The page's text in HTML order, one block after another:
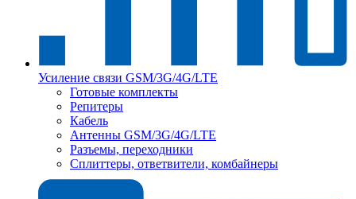
Усиление связи GSM/3G/4G/LTE
Готовые комплекты
Репитеры
Кабель
Антенны GSM/3G/4G/LTE
Разъемы, переходники
Сплиттеры, ответвители, комбайнеры